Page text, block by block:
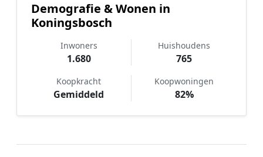
Demografie & Wonen in
Koningsbosch
Inwoners
1.680
Huishoudens
765
Koopkracht
Gemiddeld
Koopwoningen
82%